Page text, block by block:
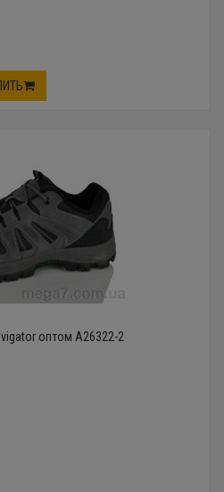
оптом A26322-2